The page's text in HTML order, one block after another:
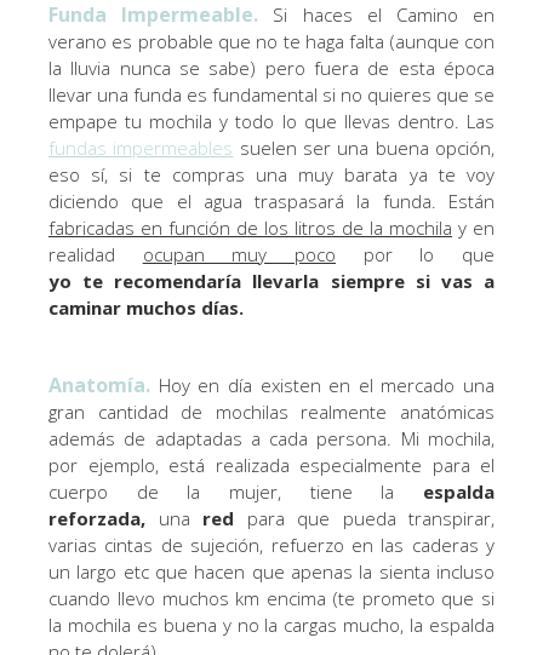
Funda Impermeable. Si haces el Camino en
verano es probable que no te haga falta (aunque con
la lluvia nunca se sabe) pero fuera de esta época
llevar una funda es fundamental si no quieres que se
empape tu mochila y todo lo que llevas dentro. Las
fundas impermeables suelen ser una buena opción,
eso sí, si te compras una muy barata ya te voy
diciendo que el agua traspasará la funda. Están
fabricadas en función de los litros de la mochila y en
realidad ocupan muy poco por lo que
yo te recomendaría llevarla siempre si vas a
caminar muchos días.
Anatomía. Hoy en día existen en el mercado una
gran cantidad de mochilas realmente anatómicas
además de adaptadas a cada persona. Mi mochila,
por ejemplo, está realizada especialmente para el
cuerpo de la mujer, tiene la espalda
reforzada, una red para que pueda transpirar,
varias cintas de sujeción, refuerzo en las caderas y
un largo etc que hacen que apenas la sienta incluso
cuando llevo muchos km encima (te prometo que si
la mochila es buena y no la cargas mucho, la espalda